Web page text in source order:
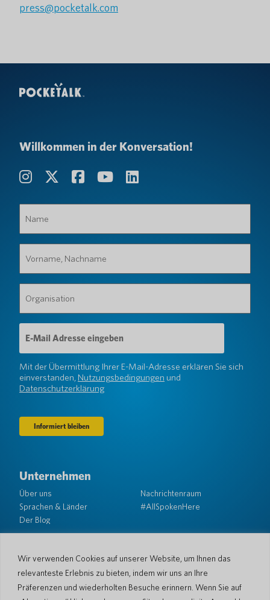
Wir verwenden Cookies auf unserer Website, um Ihnen das
relevanteste Erlebnis zu bieten, indem wir uns an Ihre
Präferenzen und wiederholten Besuche erinnern. Wenn Sie auf
press@pocketalk.com
Willkommen in der Konversation!
(erforderlich)
Nachname
(erforderlich)
(erforderlich)
E-
Mail-
Adresse
(erforderlich)
Mit der Übermittlung Ihrer E-Mail-Adresse erklären Sie sich
einverstanden, Nutzungsbedingungen und
Datenschutzerklärung
Unternehmen
Über uns
Sprachen & Länder
Der Blog
Nachrichtenraum
#AllSpokenHere
Kundendienst
Rückgabebedingungen
Versandrichtlinien
Eingeschränkte Garantie
Pocketalk-Sicherheit